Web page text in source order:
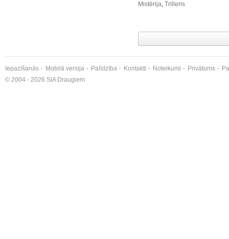
Mistērija, Trilleris
Iepazīšanās Mobilā versija Palīdzība Kontakti Noteikumi Privātums
© 2004 - 2026 SIA Draugiem